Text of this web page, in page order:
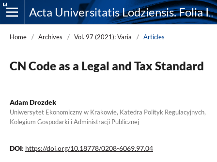
Acta Universitatis Lodziensis. Folia Iuridica
Home / Archives / Vol. 97 (2021): Varia / Articles
CN Code as a Legal and Tax Standard
Adam Drozdek
Uniwersytet Ekonomiczny w Krakowie, Katedra Polityk Regulacyjnych,
Kolegium Gospodarki i Administracji Publicznej
DOI: https://doi.org/10.18778/0208-6069.97.04